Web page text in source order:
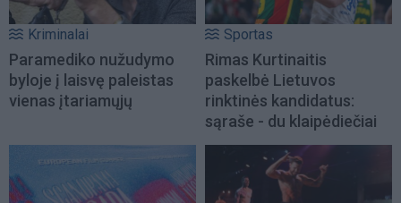
Kriminalai
Paramediko nužudymo
byloje į laisvę paleistas
vienas įtariamųjų
Sportas
Rimas Kurtinaitis
paskelbė Lietuvos
rinktinės kandidatus:
sąraše - du klaipėdiečiai